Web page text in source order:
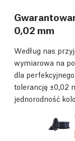
0,02 mm
Według nas
wymiarowa na
dla
tolerancję ±0,02
jednorodność